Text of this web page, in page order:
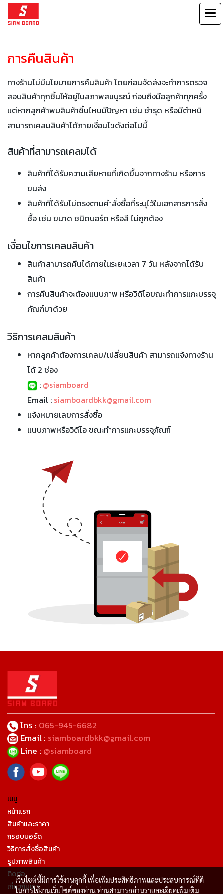
การคืนสินค้า
ทางร้านไม่มีนโยบายการคืนสินค้า โดยก่อนจัดส่งจะทำการตรวจ
สอบสินค้าทุกชิ้นให้อยู่ในสภาพสมบูรณ์ ก่อนถึงมือลูกค้าทุกครั้ง
แต่หากลูกค้าพบสินค้าชิ้นไหนมีปัญหา เช่น ชำรุด หรือมีตำหนิ
สามารถเคลมสินค้าได้ภายเงื่อนไขดังต่อไปนี้
สินค้าที่สามารถเคลมได้
สินค้าที่ได้รับความเสียหายที่เกิดขึ้นจากทางร้าน หรือการ
ขนส่ง
สินค้าที่ได้รับไม่ตรงตามคำสั่งซื้อที่ระบุไว้ในเอกสารการสั่ง
ซื้อ เช่น ขนาด ชนิดบอร์ด หรือสี ไม่ถูกต้อง
เงื่อนไขการเคลมสินค้า
สินค้าสามารถคืนได้ภายในระยะเวลา 7 วัน หลังจากได้รับ
สินค้า
การคืนสินค้าจะต้องแนบภาพ หรือวิดีโอขณะทำการแกะบรรจุ
ภัณฑ์มาด้วย
วีธีการเคลมสินค้า
หากลูกค้าต้องการเคลม/เปลี่ยนสินค้า สามารถแจ้งทางร้าน
ได้ 2 ช่อง
: @siamboard
Email : siamboardbkk@gmail.com
แจ้งหมายเลขการสั่งซื้อ
แนบภาพหรือวิดีโอ ขณะทำการแกะบรรจุภัณฑ์
โทร : 065-945-6682
Email : siamboardbkk@gmail.com
Line : @siamboard
เมนู
หน้าแรก
สินค้าและราคา
กรอบบอร์ด
วิธิการสั่งซื้อสินค้า
รูปภาพสินค้า
ติดต่อ
เกี่ยวกับเรา
เว็บไซต์นี้มีการใช้งานคุกกี้ เพื่อเพิ่มประสิทธิภาพและประสบการณ์ที่ดี
ในการใช้งานเว็บไซต์ของท่าน ท่านสามารถอ่านรายละเอียดเพิ่มเติม